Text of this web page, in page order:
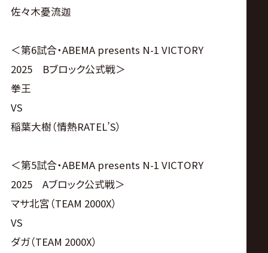
佐々木憂流迦
＜第6試合・ABEMA presents N-1 VICTORY
2025 Bブロック公式戦＞
拳王
VS
稲葉大樹（情熱RATEL’S）
＜第5試合・ABEMA presents N-1 VICTORY
2025 Aブロック公式戦＞
マサ北宮（TEAM 2000X）
VS
ダガ（TEAM 2000X）